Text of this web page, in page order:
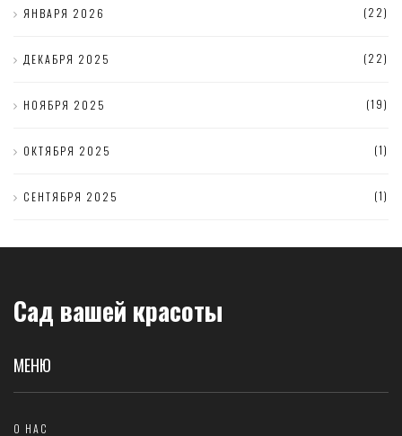
ЯНВАРЯ 2026 (22)
ДЕКАБРЯ 2025 (22)
НОЯБРЯ 2025 (19)
ОКТЯБРЯ 2025 (1)
СЕНТЯБРЯ 2025 (1)
Сад вашей красоты
МЕНЮ
О НАС